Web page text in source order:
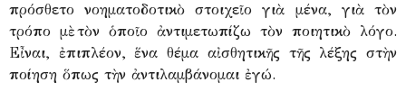
πρόσθετο νοηματοδοτικὸ στοιχεῖο γιὰ μένα, γιὰ τὸν
τρόπο μὲ τὸν ὁποῖο ἀντιμετωπίζω τὸν ποιητικὸ λόγο.
Εἶναι, ἐπιπλέον, ἕνα θέμα αἰσθητικῆς τῆς λέξης στὴν
ποίηση ὅπως τὴν ἀντιλαμβάνομαι ἐγώ.